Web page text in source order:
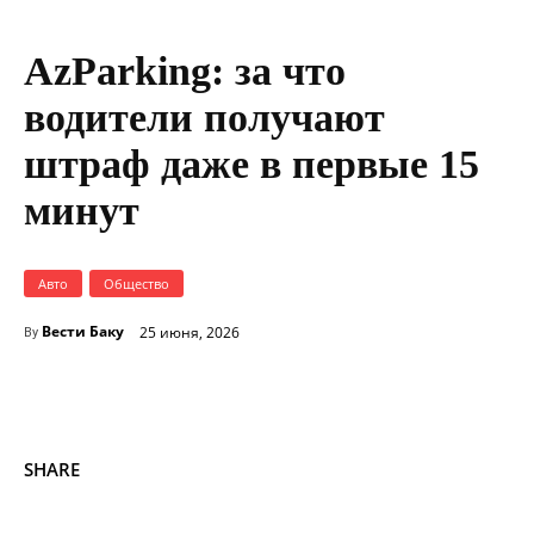
AzParking: за что
водители получают
штраф даже в первые 15
минут
Авто Общество
By Вести Баку 25 июня, 2026
SHARE